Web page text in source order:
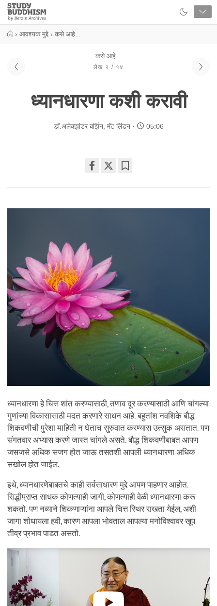
Close
Study
Buddhism
› आवश्यक मुद्दे › कसे आहे...
कसे आहे...
लेख २ / १४
ध्यानधारणा कशी करावी
डॉ.अलेक्झांडर बर्झिन, मॅट लिंडन 05:06
on
ध्यानधारणा हे चित्त शांत करण्यासाठी, तणाव दूर करण्यासाठी आणि चांगल्या
गुणांच्या विकासासाठी मदत करणारे साधन आहे. बहुतांश नवशिके बौद्ध
शिकवणीची पुरेशा माहिती न घेताच सुरुवात करण्यास उत्सुक असतात. पण
संगतवार अभ्यास करणे जास्त चांगले असते. बौद्ध शिकवणीबाबत आपण
जसजसे अधिक सजग होत जाऊ तसतशी आपली ध्यानधारणा अधिक
सखोल होत जाईल.
इथे, ध्यानधारणेबाबतचे काही सर्वसाधारण मुद्दे आपण पाहणार आहोत.
सिद्धीप्राप्त साधक कोणत्याही जागी, कोणत्याही वेळी ध्यानधारणा करू
शकतो. पण नव्याने शिकणाऱ्यांना आपले चित्त स्थिर राखता येईल, अशी
जागा शोधायला हवी, कारण आपला भोवताल आपल्या मनोविश्वावर खूप
तीव्र प्रभाव पाडत असतो.